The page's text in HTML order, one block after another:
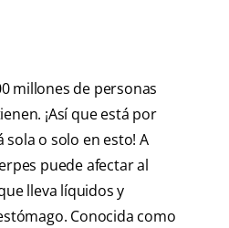
millones de personas
¡Así que está por
o solo en esto! A
puede afectar al
lleva líquidos y
Conocida como